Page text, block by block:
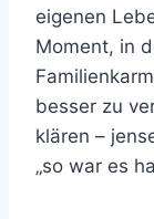
eigenen
Moment, in
besser zu
klären –
„so war es